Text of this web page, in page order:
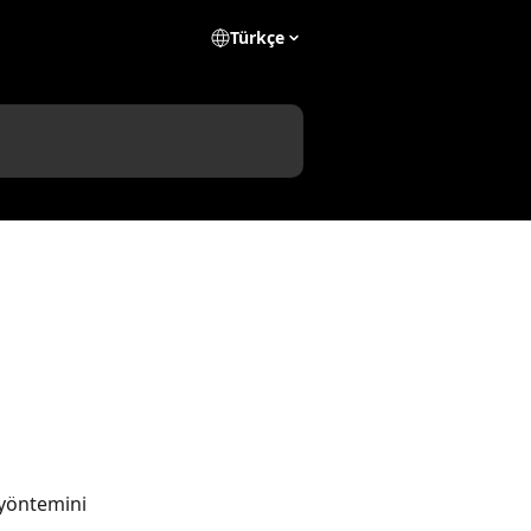
Türkçe